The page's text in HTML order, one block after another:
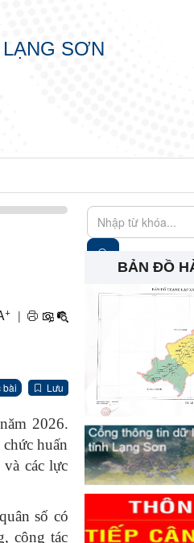
SƠN
+ |
bài Lưu
2026.
huấn
các lực
số có
công tác
BẢN ĐỒ